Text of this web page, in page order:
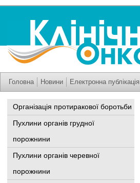
Головна Новини Електронна публікація
Організація протиракової боротьби
Пухлини органів грудної
порожнини
Пухлини органів черевної
порожнини